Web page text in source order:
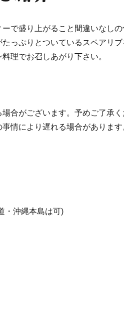
で盛り上がること間違いなし
っぷりとついているスペアリ
理でお召しあがり下さい。
合がございます。予めご了承く
情により遅れる場合があります
・沖縄本島は可)